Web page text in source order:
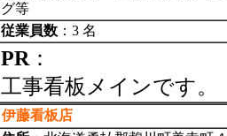
グ等
従業員数 ：3 名
PR ：
工事看板メインです。
伊藤看板店